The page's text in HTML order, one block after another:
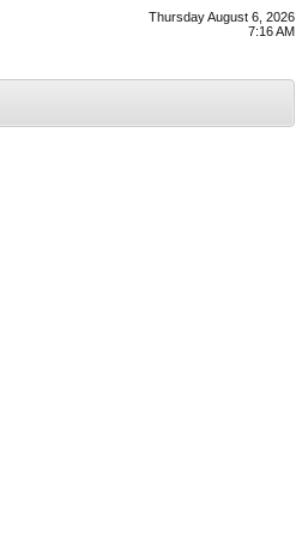
Thursday August 6, 2026
7:16 AM